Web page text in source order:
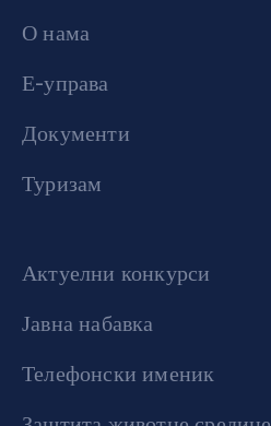
О нама
Е-управа
Документи
Туризам
Актуелни конкурси
Јавна набавка
Телефонски именик